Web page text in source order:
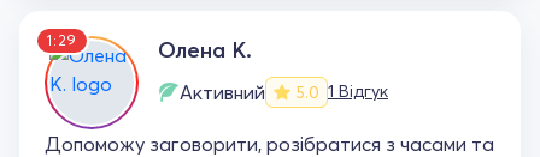
1:29 Олена К.
Активний 5.0 1 Відгук
Допоможу заговорити, розібратися з часами та